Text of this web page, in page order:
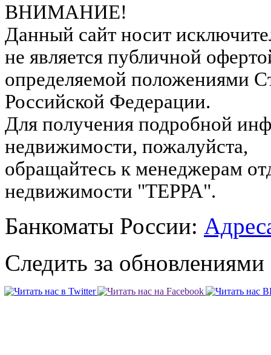
ВНИМАНИЕ!
Данный сайт носит
не является публичной
определяемой положениями
Российской Федерации.
Для получения подробной
недвижимости, пожалуйста,
обращайтесь к менеджерам
недвижимости "ТЕРРА".
Банкоматы России:
Следить за обновлениями